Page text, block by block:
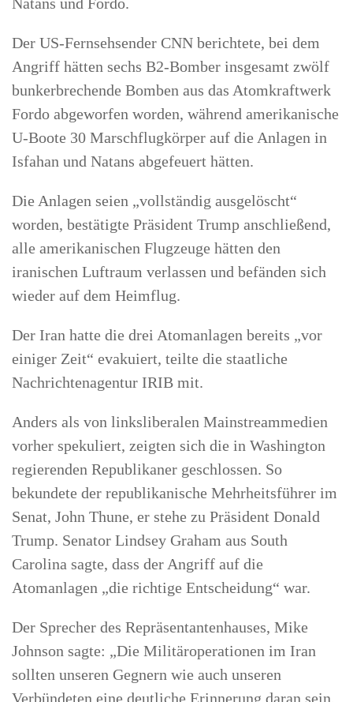
Der US-Fernsehsender CNN berichtete, bei dem
Angriff hätten sechs B2-Bomber insgesamt zwölf
bunkerbrechende Bomben aus das Atomkraftwerk
Fordo abgeworfen worden, während amerikanische
U-Boote 30 Marschflugkörper auf die Anlagen in
Isfahan und Natans abgefeuert hätten.
Die Anlagen seien „vollständig ausgelöscht“
worden, bestätigte Präsident Trump anschließend,
alle amerikanischen Flugzeuge hätten den
iranischen Luftraum verlassen und befänden sich
wieder auf dem Heimflug.
Der Iran hatte die drei Atomanlagen bereits „vor
einiger Zeit“ evakuiert, teilte die staatliche
Nachrichtenagentur IRIB mit.
Anders als von linksliberalen Mainstreammedien
vorher spekuliert, zeigten sich die in Washington
regierenden Republikaner geschlossen. So
bekundete der republikanische Mehrheitsführer im
Senat, John Thune, er stehe zu Präsident Donald
Trump. Senator Lindsey Graham aus South
Carolina sagte, dass der Angriff auf die
Atomanlagen „die richtige Entscheidung“ war.
Der Sprecher des Repräsentantenhauses, Mike
Johnson sagte: „Die Militäroperationen im Iran
sollten unseren Gegnern wie auch unseren
Verbündeten eine deutliche Erinnerung daran sein,